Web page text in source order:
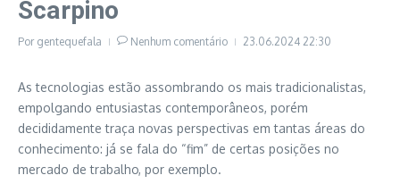
Scarpino
Por gentequefala Nenhum comentário 23.06.2024 22:30
As tecnologias estão assombrando os mais tradicionalistas,
empolgando entusiastas contemporâneos, porém
decididamente traça novas perspectivas em tantas áreas do
conhecimento: já se fala do “fim” de certas posições no
mercado de trabalho, por exemplo.